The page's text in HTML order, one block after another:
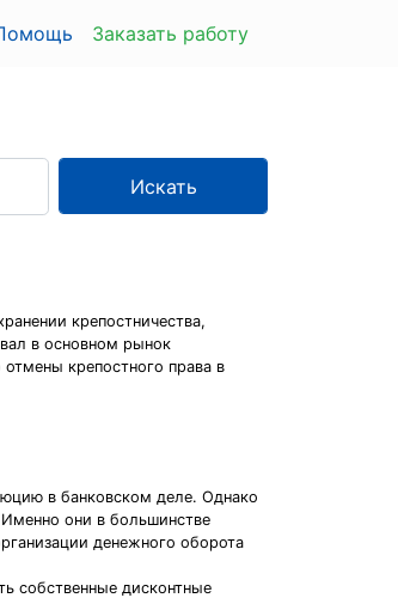
Заказать работу
Искать
крепостничества,
в основном рынок
крепостного права в
в банковском деле. Однако
они в большинстве
денежного оборота
собственные дисконтные